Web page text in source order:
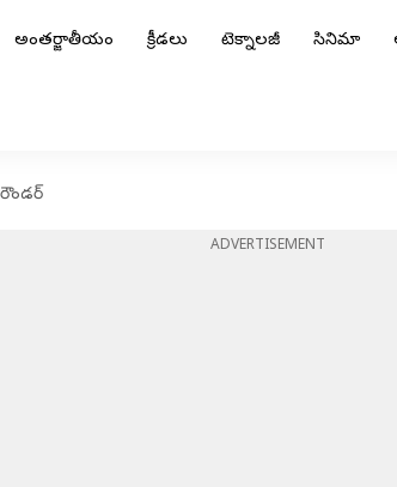
అంతర్జాతీయం క్రీడలు టెక్నాలజీ సినిమా
ADVERTISEMENT